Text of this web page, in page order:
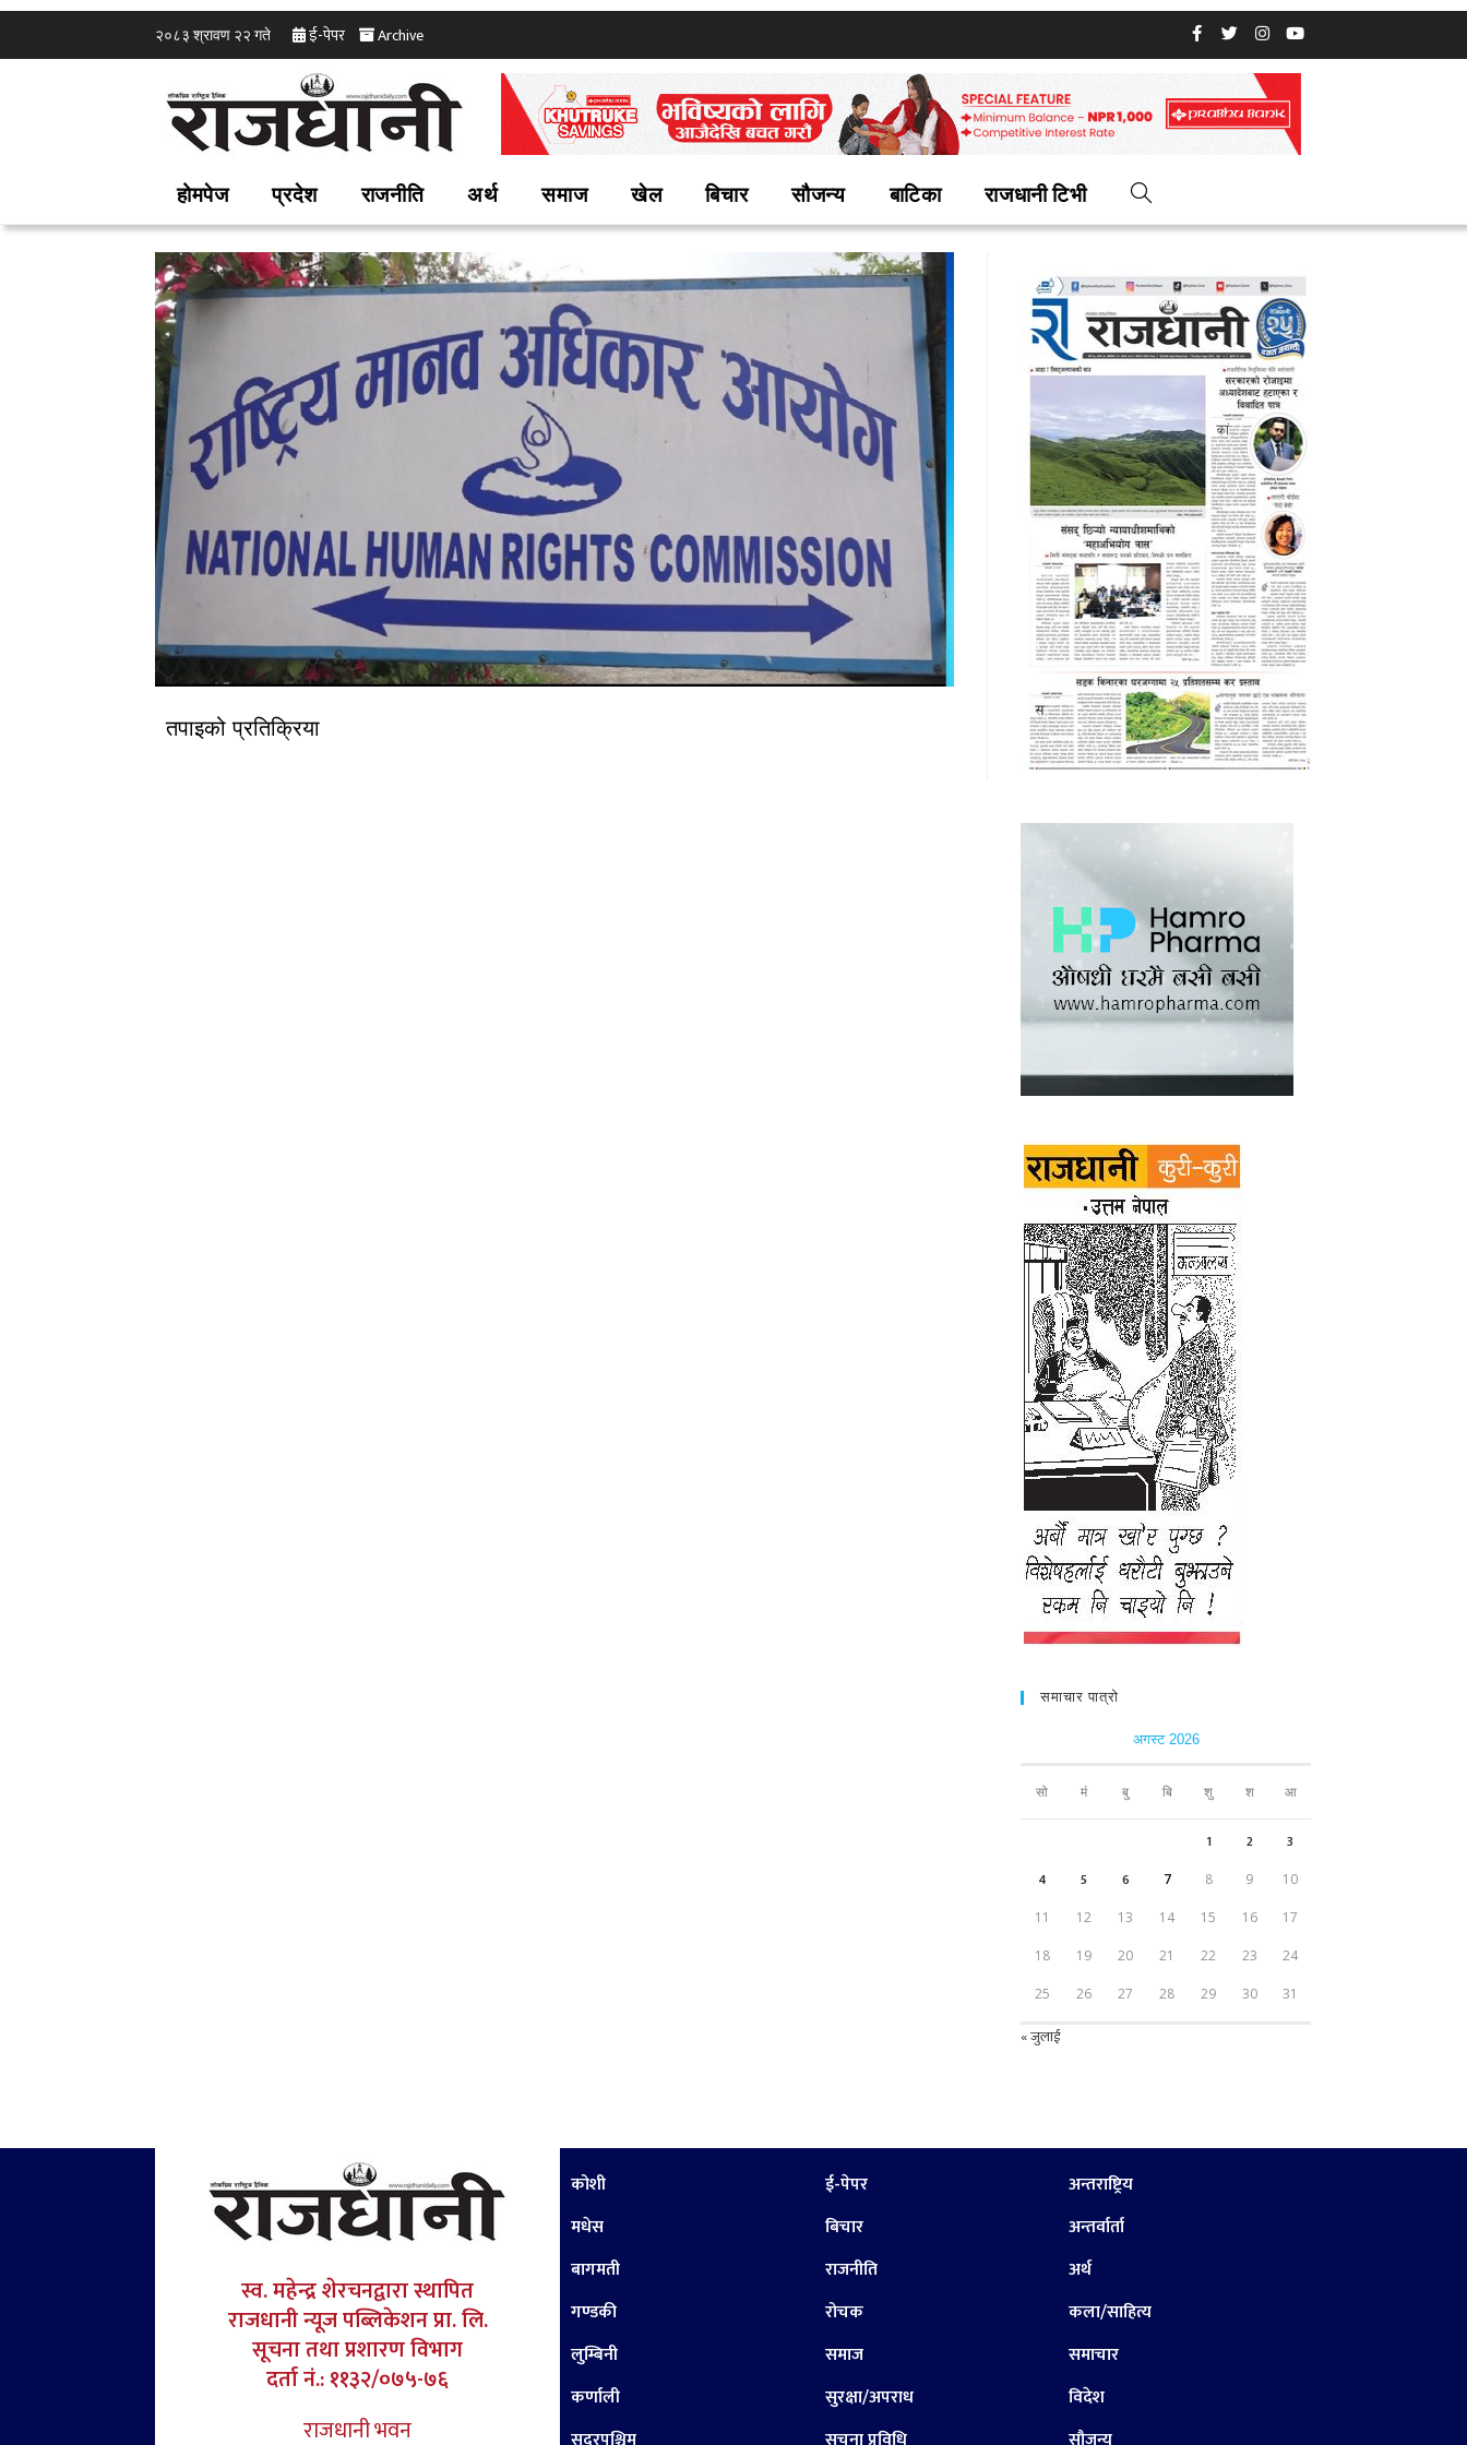
२०८३ श्रावण २२ गते ई-पेपर Archive
होमपेज प्रदेश राजनीति अर्थ समाज खेल बिचार सौजन्य बाटिका राजधानी टिभी
तपाइको प्रतिक्रिया
समाचार पात्रो
अगस्ट 2026
सो मं बु बि शु श आ
1 2
3
4
5 6 7 8 9 10
11 12 13 14 15 16 17
18 19 20 21 22 23 24
25 26 27 28 29 30 31
« जुलाई
स्व. महेन्द्र शेरचनद्वारा स्थापित
राजधानी न्यूज पब्लिकेशन प्रा. लि.
सूचना तथा प्रशारण विभाग
दर्ता नं.: ११३२/०७५-७६
राजधानी भवन
कोशी
मधेस
बागमती
गण्डकी
लुम्बिनी
कर्णाली
ई-पेपर
बिचार
राजनीति
रोचक
समाज
सुरक्षा/अपराध
अन्तराष्ट्रिय
अन्तर्वार्ता
अर्थ
कला/साहित्य
समाचार
विदेश